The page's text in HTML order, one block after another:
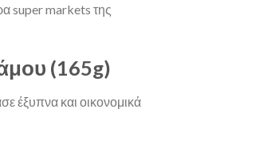
super markets της
(165g)
έξυπνα και οικονομικά